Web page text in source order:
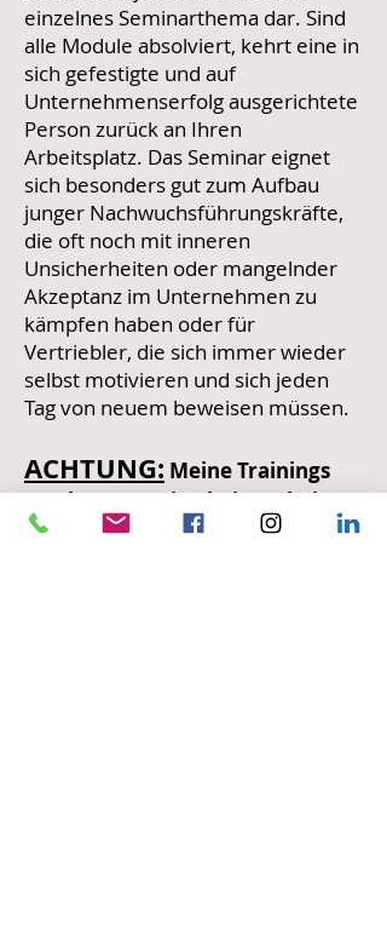
einzelnes Seminarthema dar. Sind
alle Module absolviert, kehrt eine in
sich gefestigte und auf
Unternehmenserfolg ausgerichtete
Person zurück an Ihren
Arbeitsplatz. Das Seminar eignet
sich besonders gut zum Aufbau
junger Nachwuchsführungskräfte,
die oft noch mit inneren
Unsicherheiten oder mangelnder
Akzeptanz im Unternehmen zu
kämpfen haben oder für
Vertriebler, die sich immer wieder
selbst motivieren und sich jeden
Tag von neuem beweisen müssen.
ACHTUNG: Meine Trainings
machen aus Mitarbeitern keine
braven Marionetten sondern